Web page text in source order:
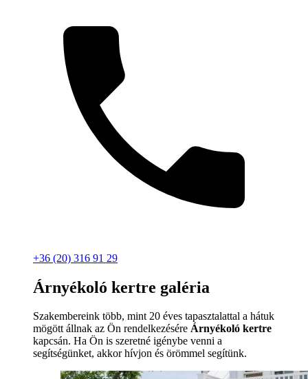
+36 (20) 316 91 29
Árnyékoló kertre galéria
Szakembereink több, mint 20 éves tapasztalattal a hátuk
mögött állnak az Ön rendelkezésére Árnyékoló kertre
kapcsán. Ha Ön is szeretné igénybe venni a
segítségünket, akkor hívjon és örömmel segítünk.